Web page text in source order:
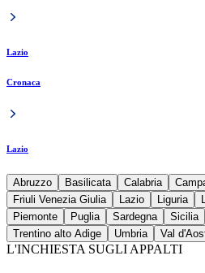
Lazio
Cronaca
Lazio
Abruzzo Basilicata Calabria
Friuli Venezia Giulia
Lazio Liguria
Piemonte
Puglia Sardegna Sicilia
Trentino alto Adige
Umbria Val
L'INCHIESTA SUGLI APPALTI